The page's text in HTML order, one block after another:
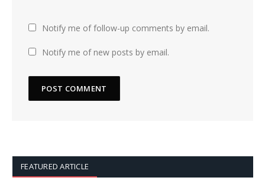
Notify me of follow-up comments by email.
Notify me of new posts by email.
FEATURED ARTICLE